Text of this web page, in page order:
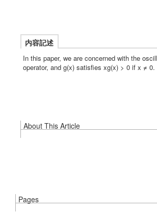
内容記述
In this paper, we are concerned with the
operator, and g(x) satisfies xg(x) > 0 if x ≠ 0.
About This Article
Pages